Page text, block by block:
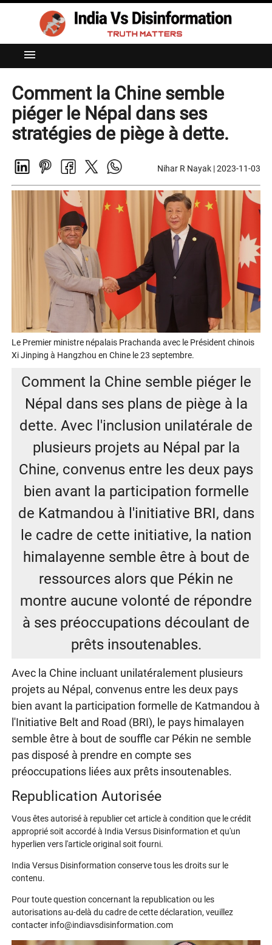
menu
Comment la Chine semble
piéger le Népal dans ses
stratégies de piège à dette.
Nihar R Nayak|2023-11-03
Le Premier ministre népalais Prachanda avec le Président chinois
Xi Jinping à Hangzhou en Chine le 23 septembre.
Comment la Chine semble piéger le
Népal dans ses plans de piège à la
dette. Avec l'inclusion unilatérale de
plusieurs projets au Népal par la
Chine, convenus entre les deux pays
bien avant la participation formelle
de Katmandou à l'initiative BRI, dans
le cadre de cette initiative, la nation
himalayenne semble être à bout de
ressources alors que Pékin ne
montre aucune volonté de répondre
à ses préoccupations découlant de
prêts insoutenables.
Avec la Chine incluant unilatéralement plusieurs
projets au Népal, convenus entre les deux pays
bien avant la participation formelle de Katmandou à
l'Initiative Belt and Road (BRI), le pays himalayen
semble être à bout de souffle car Pékin ne semble
pas disposé à prendre en compte ses
préoccupations liées aux prêts insoutenables.
Republication Autorisée
Vous êtes autorisé à republier cet article à condition que le crédit
approprié soit accordé à India Versus Disinformation et qu'un
hyperlien vers l'article original soit fourni.
India Versus Disinformation conserve tous les droits sur le
contenu.
Pour toute question concernant la republication ou les
autorisations au-delà du cadre de cette déclaration, veuillez
contacter info@indiavsdisinformation.com